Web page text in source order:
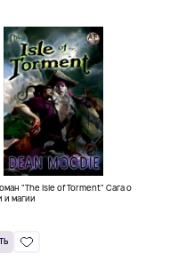
"The Isle of Torment" Сага о
магии